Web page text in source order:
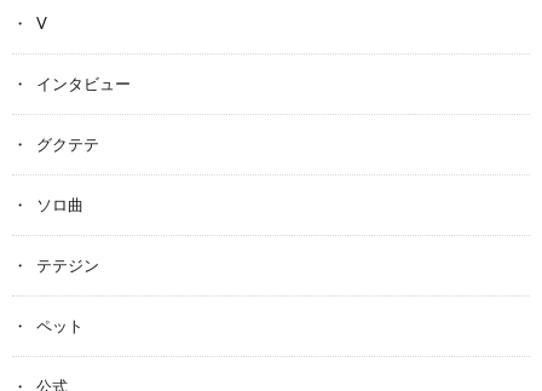
V
インタビュー
グクテテ
ソロ曲
テテジン
ペット
公式